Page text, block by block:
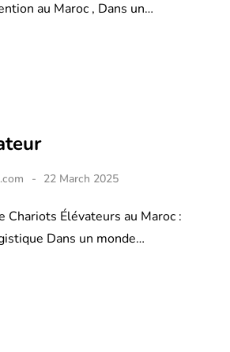
au Maroc , Dans un…
22 March 2025
Chariots Élévateurs au Maroc :
Dans un monde…